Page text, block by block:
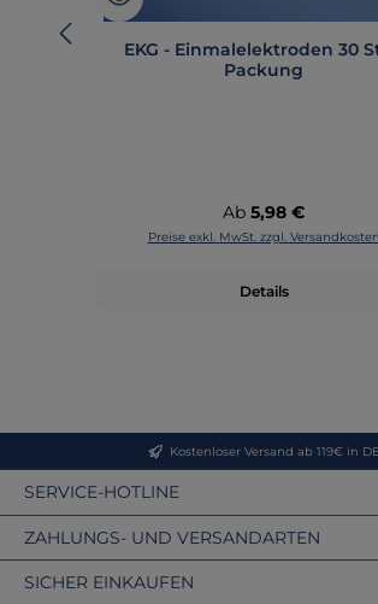
EKG - Einmalelektroden 30
Packung
Regulärer Preis:
Ab 5,98 €
Preise exkl. MwSt. zzgl. Versandkosten
Details
Kostenloser Versand ab 119€ in DE
SERVICE-HOTLINE
ZAHLUNGS- UND VERSANDARTEN
SICHER EINKAUFEN